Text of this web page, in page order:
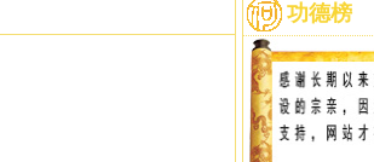
功德榜